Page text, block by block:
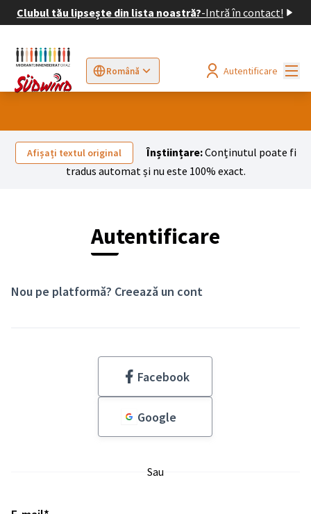
Clubul tău lipsește din lista noastră?-Intră în contact!
Română
Sprache wählen Choose languageElegir el idioma
Autentificare
Afișați textul original Înștiințare:Conținutul poate fi
tradus automat și nu este 100% exact.
Autentificare
Nou pe platformă? Creează un cont
Facebook
Google
Sau